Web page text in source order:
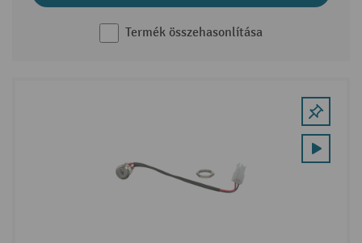
Termék összehasonlítása